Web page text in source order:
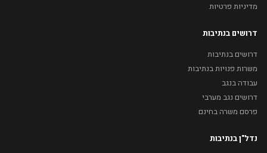
מדיניות פרטיות
דרושים בנתיבות
דרושים בנתיבות
משרות פנויות בנתיבות
עבודה בנגב
דרושים נגב מערבי
פרסם משרה בחינם
נדל"ן בנתיבות